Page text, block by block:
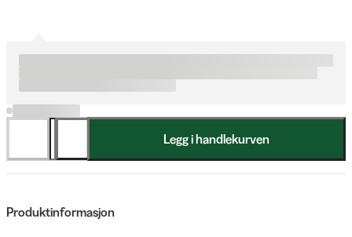
Legg i handlekurven
Produktinformasjon